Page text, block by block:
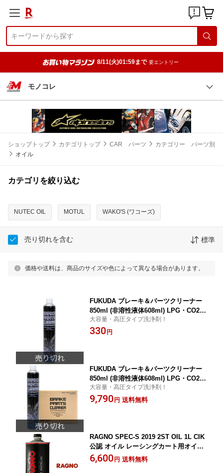
8/11(火)01:59まで 要エントリー
モノコレ
ショップトップ カテゴリトップ CAR パーツ
カテゴリー パーツ別
オイル
カテゴリを絞り込む
NUTEC OIL MOTUL WAKO'S (ワコーズ)
売り切れを含む 標準
価格や送料は、商品のサイズや色によって異なる場合があります。
FUKUDA ブレーキ＆パーツクリーナー
850ml (非溶性液体608ml) LPG・CO2高
圧ガスタイプ 1本 自動車部品・機械部品
用強力洗浄剤
大容量・高圧タイプ洗浄剤！
330 円
FUKUDA ブレーキ＆パーツクリーナー
850ml (非溶性液体608ml) LPG・CO2高
圧ガスタイプ 1ケース(30本入り) 自動車
部品・機械部品用強力洗浄剤
大容量・高圧タイプ洗浄剤！
9,790 円 送料無料
RAGNO SPEC-S 2019 2ST OIL 1L CIK
公認 オイル レーシングカート用オイル
1点
6,600 円 送料無料